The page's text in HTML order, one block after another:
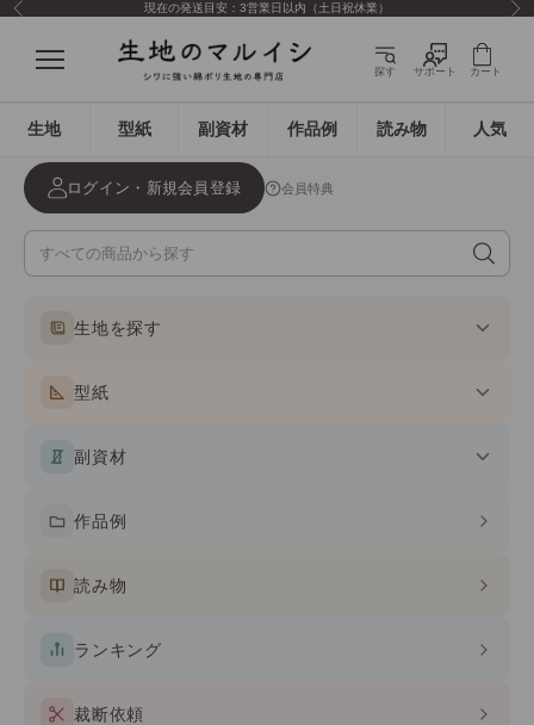
コンテンツへスキップ
前へ 現在の発送目安：3営業日以内（土日祝休業） 次
生地のマルイシ
メニュー
カート
探す サポート
生地 型紙 副資材 作品例 読み物 人気
ログイン・新規会員登録 会員特典
生地を探す
型紙
副資材
作品例
読み物
ランキング
裁断依頼